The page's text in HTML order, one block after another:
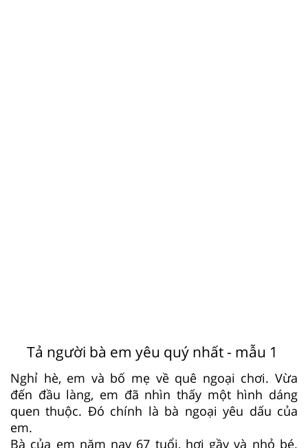
Tả người bà em yêu quý nhất - mẫu 1
Nghỉ hè, em và bố mẹ về quê ngoại chơi. Vừa
đến đầu làng, em đã nhìn thấy một hình dáng
quen thuộc. Đó chính là bà ngoại yêu dấu của
em.
Bà của em năm nay 67 tuổi, hơi gầy và nhỏ bé.